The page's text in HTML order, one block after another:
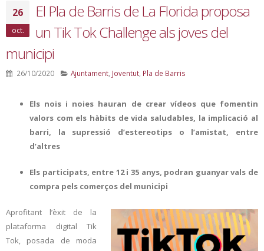
26
oct.
El Pla de Barris de La Florida proposa
un Tik Tok Challenge als joves del
municipi
26/10/2020 Ajuntament Joventut Pla de Barris
Els nois i noies hauran de crear vídeos que fomentin
valors com els hàbits de vida saludables, la implicació al
barri, la supressió d’estereotips o l’amistat, entre
d’altres
Els participats, entre 12 i 35 anys, podran guanyar vals de
compra pels comerços del municipi
Aprofitant l’èxit de la
plataforma digital Tik
Tok, posada de moda